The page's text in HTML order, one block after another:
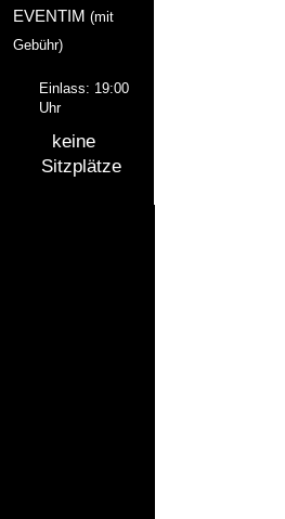
EVENTIM (mit
Gebühr)
Einlass: 19:00
Uhr
keine
Sitzplätze